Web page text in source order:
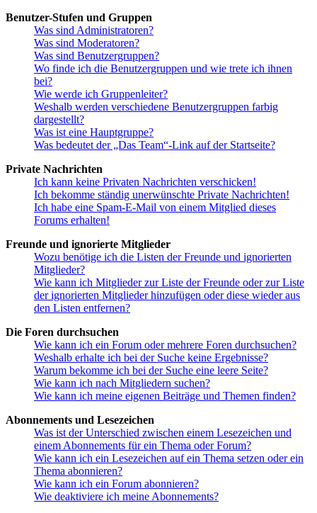
Benutzer-Stufen und Gruppen
Was sind Administratoren?
Was sind Moderatoren?
Was sind Benutzergruppen?
Wo finde ich die Benutzergruppen und wie trete ich ihnen
bei?
Wie werde ich Gruppenleiter?
Weshalb werden verschiedene Benutzergruppen farbig
dargestellt?
Was ist eine Hauptgruppe?
Was bedeutet der „Das Team“-Link auf der Startseite?
Private Nachrichten
Ich kann keine Privaten Nachrichten verschicken!
Ich bekomme ständig unerwünschte Private Nachrichten!
Ich habe eine Spam-E-Mail von einem Mitglied dieses
Forums erhalten!
Freunde und ignorierte Mitglieder
Wozu benötige ich die Listen der Freunde und ignorierten
Mitglieder?
Wie kann ich Mitglieder zur Liste der Freunde oder zur Liste
der ignorierten Mitglieder hinzufügen oder diese wieder aus
den Listen entfernen?
Die Foren durchsuchen
Wie kann ich ein Forum oder mehrere Foren durchsuchen?
Weshalb erhalte ich bei der Suche keine Ergebnisse?
Warum bekomme ich bei der Suche eine leere Seite?
Wie kann ich nach Mitgliedern suchen?
Wie kann ich meine eigenen Beiträge und Themen finden?
Abonnements und Lesezeichen
Was ist der Unterschied zwischen einem Lesezeichen und
einem Abonnements für ein Thema oder Forum?
Wie kann ich ein Lesezeichen auf ein Thema setzen oder ein
Thema abonnieren?
Wie kann ich ein Forum abonnieren?
Wie deaktiviere ich meine Abonnements?